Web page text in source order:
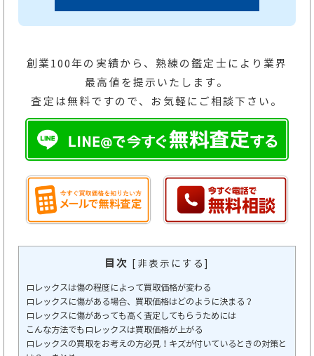
創業100年の実績から、熟練の鑑定士により業界
最高値を提示いたします。
査定は無料ですので、お気軽にご相談下さい。
目次 [ 非表示にする]
ロレックスは傷の程度によって買取価格が変わる
ロレックスに傷がある場合、買取価格はどのように決まる？
ロレックスに傷があっても高く査定してもらうためには
こんな方法でもロレックスは買取価格が上がる
ロレックスの買取をお考えの方必見！キズが付いているときの対策と